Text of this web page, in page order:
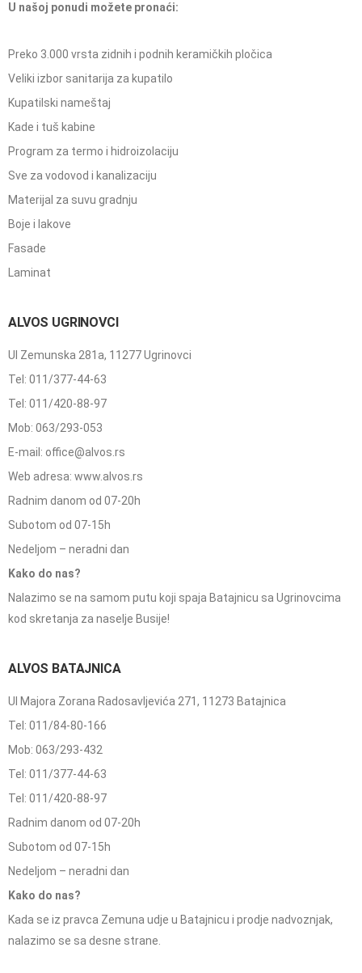
U našoj ponudi možete pronaći:
Preko 3.000 vrsta zidnih i podnih keramičkih pločica
Veliki izbor sanitarija za kupatilo
Kupatilski nameštaj
Kade i tuš kabine
Program za termo i hidroizolaciju
Sve za vodovod i kanalizaciju
Materijal za suvu gradnju
Boje i lakove
Fasade
Laminat
ALVOS UGRINOVCI
Ul Zemunska 281a, 11277 Ugrinovci
Tel: 011/377-44-63
Tel: 011/420-88-97
Mob: 063/293-053
E-mail: office@alvos.rs
Web adresa: www.alvos.rs
Radnim danom od 07-20h
Subotom od 07-15h
Nedeljom – neradni dan
Kako do nas?
Nalazimo se na samom putu koji spaja Batajnicu sa Ugrinovcima
kod skretanja za naselje Busije!
ALVOS BATAJNICA
Ul Majora Zorana Radosavljevića 271, 11273 Batajnica
Tel: 011/84-80-166
Mob: 063/293-432
Tel: 011/377-44-63
Tel: 011/420-88-97
Radnim danom od 07-20h
Subotom od 07-15h
Nedeljom – neradni dan
Kako do nas?
Kada se iz pravca Zemuna udje u Batajnicu i prodje nadvoznjak,
nalazimo se sa desne strane.